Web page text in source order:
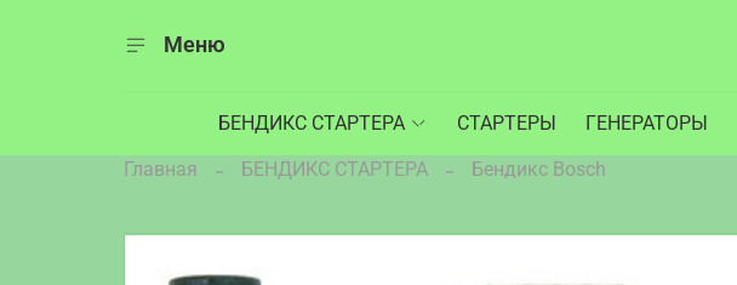
Меню
БЕНДИКС СТАРТЕРА СТАРТЕРЫ ГЕНЕРАТОРЫ
Главная
БЕНДИКС СТАРТЕРА Бендикс Bosch